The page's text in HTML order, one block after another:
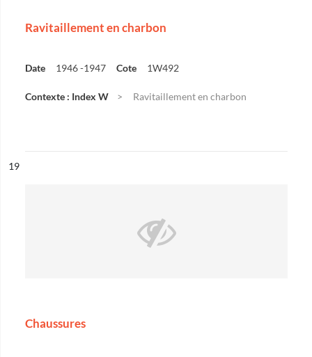
Ravitaillement en charbon
Date 1946 -1947 Cote 1W492
Contexte : Index W Ravitaillement en charbon
n°
19
Chaussures